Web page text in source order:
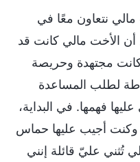
نتعاون معًا في
الأخت مالي كانت قد
مجتهدة وحريصة
لطلب المساعدة
فهمها. في البداية،
وكنت أجيب عليها حماس
عليّ قائلة إنني